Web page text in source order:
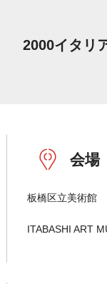
2000イタリ
会場
板橋区立美術館
ITABASHI ART